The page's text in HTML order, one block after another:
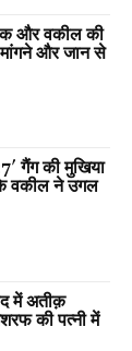
और वकील की
और जान से
गैंग की मुखिया
वकील ने उगल
में अतीक़
की पत्नी में